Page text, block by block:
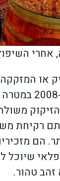
או
בישראל.
רקיחת
הם
זהב טהור.